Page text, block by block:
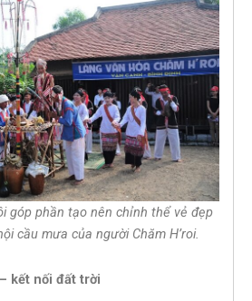
góp phần tạo nên chỉnh thể vẻ đẹp
cầu mưa của người Chăm H’roi.
kết nối đất trời